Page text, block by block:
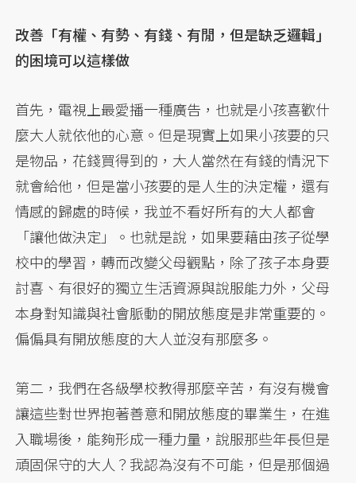
改善「有權、有勢、有錢、有閒，但是缺乏邏輯」
的困境可以這樣做
首先，電視上最愛播一種廣告，也就是小孩喜歡什
麼大人就依他的心意。但是現實上如果小孩要的只
是物品，花錢買得到的，大人當然在有錢的情況下
就會給他，但是當小孩要的是人生的決定權，還有
情感的歸處的時候，我並不看好所有的大人都會
「讓他做決定」。也就是說，如果要藉由孩子從學
校中的學習，轉而改變父母觀點，除了孩子本身要
討喜、有很好的獨立生活資源與說服能力外，父母
本身對知識與社會脈動的開放態度是非常重要的。
偏偏具有開放態度的大人並沒有那麼多。
第二，我們在各級學校教得那麼辛苦，有沒有機會
讓這些對世界抱著善意和開放態度的畢業生，在進
入職場後，能夠形成一種力量，說服那些年長但是
頑固保守的大人？我認為沒有不可能，但是那個過